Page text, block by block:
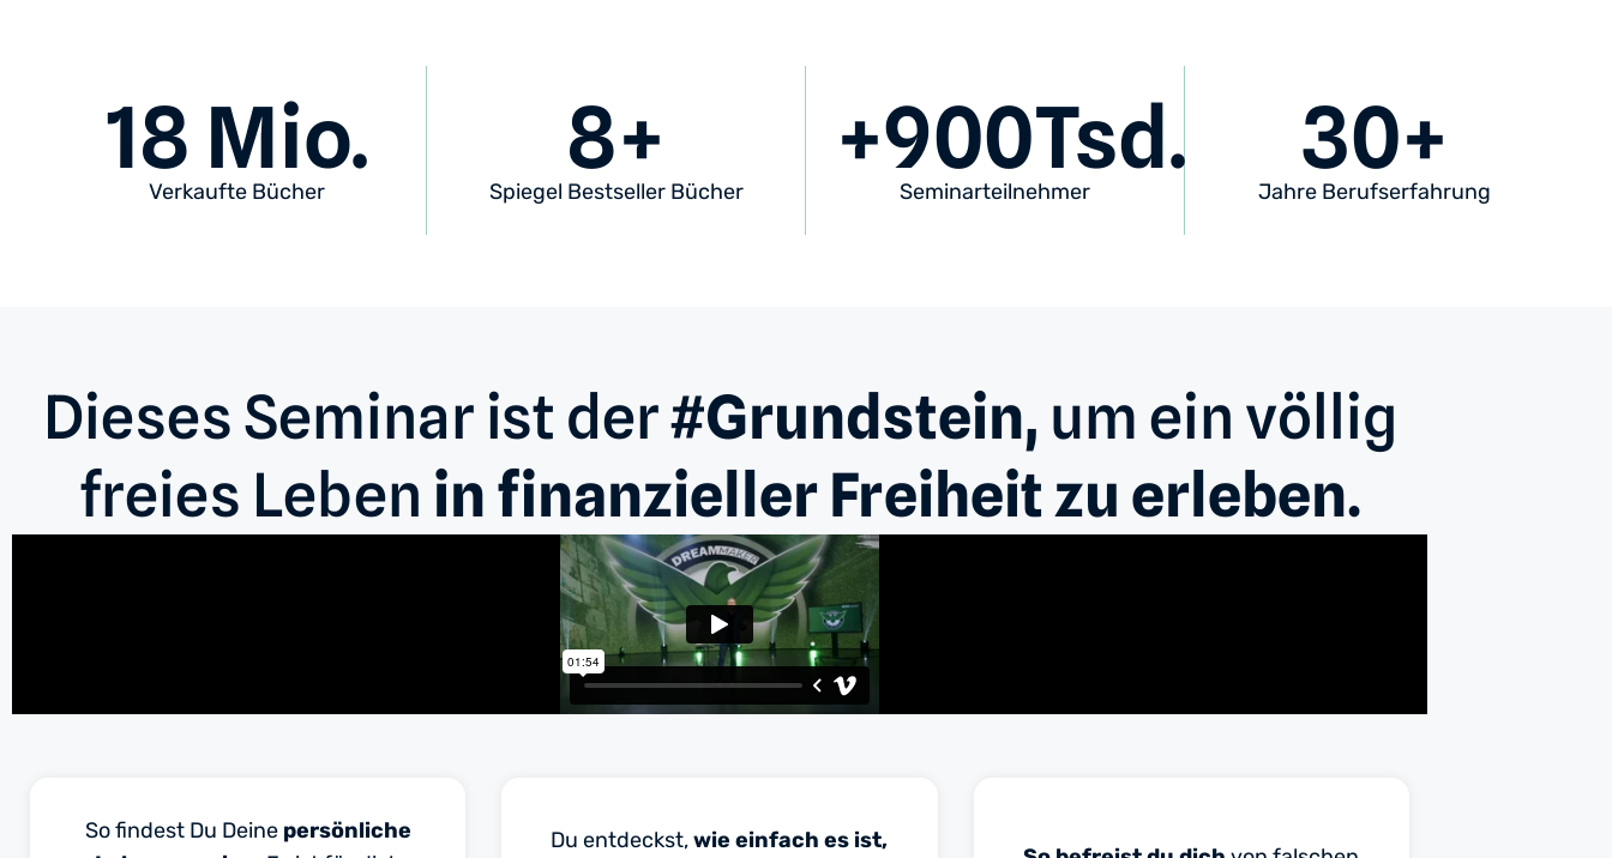
Verkaufte Bücher
18 Mio.
Spiegel Bestseller Bücher
8+
Seminarteilnehmer
+900Tsd.
Jahre Berufserfahrung
30+
Dieses Seminar ist der#Grundstein, um ein völlig
freies Leben in finanzieller Freiheit zu erleben.
So findest Du Deine persönliche
Du entdeckst,wie einfach es ist,